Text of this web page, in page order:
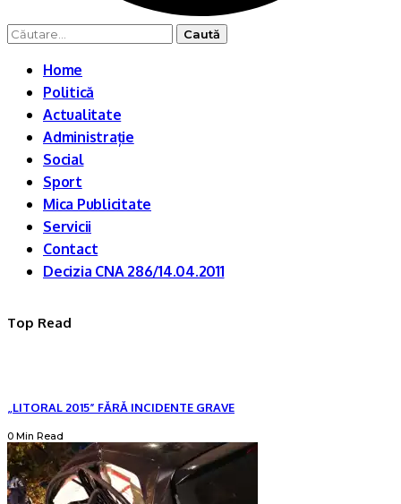
Caută
Home
Politică
Actualitate
Administrație
Social
Sport
Mica Publicitate
Servicii
Contact
Decizia CNA 286/14.04.2011
Top Read
„LITORAL 2015” FĂRĂ INCIDENTE GRAVE
0 Min Read